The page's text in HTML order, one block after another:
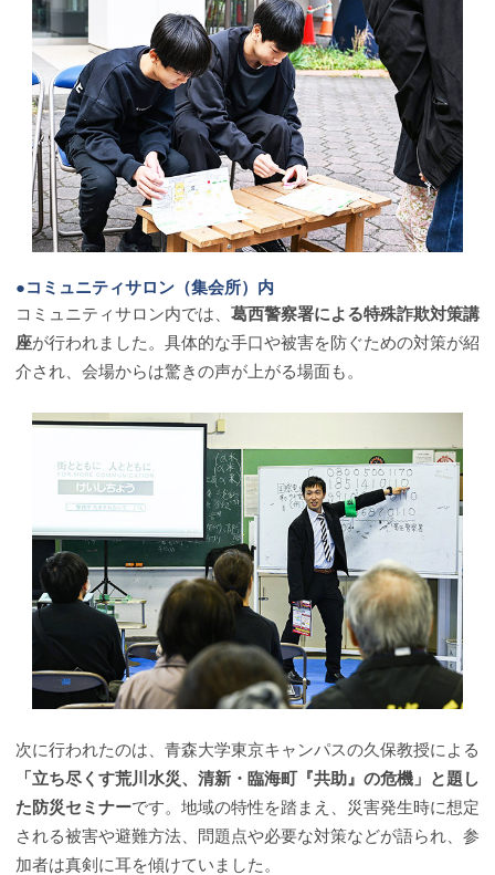
●コミュニティサロン（集会所）内
コミュニティサロン内では、 葛西警察署による特殊詐欺対策講
座が行われました。具体的な手口や被害を防ぐための対策が紹
介され、会場からは驚きの声が上がる場面も。
次に行われたのは、青森大学東京キャンパスの久保教授による
「立ち尽くす荒川水災、清新・臨海町『共助』の危機」と題し
た防災セミナーです。地域の特性を踏まえ、災害発生時に想定
される被害や避難方法、問題点や必要な対策などが語られ、参
加者は真剣に耳を傾けていました。